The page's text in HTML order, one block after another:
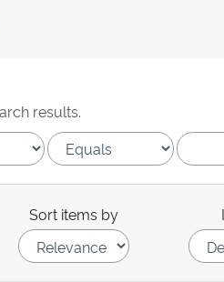
results.
Sort items by